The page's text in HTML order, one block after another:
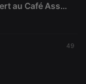
Valentin dans L'Interview-Concert au Café Asso de Coulommiers
49
1 year
User Login
Saves the